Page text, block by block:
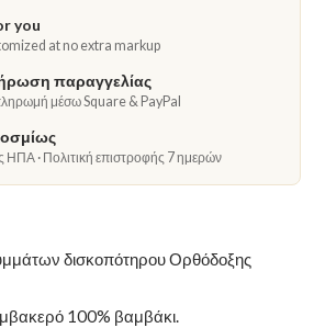
you
at no extra markup
παραγγελίας
μέσω Square & PayPal
ΗΠΑ · Πολιτική επιστροφής 7 ημερών
δισκοπότηρου Ορθόδοξης
100% βαμβάκι.